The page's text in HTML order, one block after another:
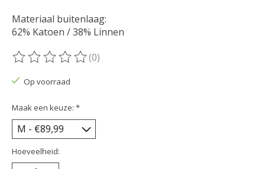
Materiaal buitenlaag:
62% Katoen / 38% Linnen
De beoordeling van dit product is
(0)
Op voorraad
Maak een keuze: *
Hoeveelheid: